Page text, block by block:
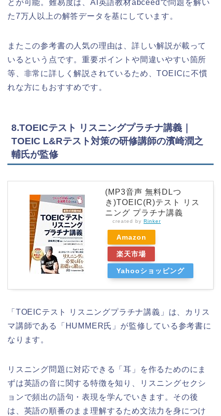
とが可能。難易度は、AI英語教材abceedで問題を解い
た7万人以上の解答データを基にしています。
またこの参考書の人気の理由は、詳しい解説が載って
いるという点です。重要ポイントや間違いやすい箇所
等、非常に詳しく解説されているため、TOEICに不慣
れな方にもおすすめです。
8.TOEICテスト リスニングプラチナ講義｜
TOEIC L&Rテスト対策の研修講師の濱崎潤之
輔氏が監修
(MP3音声 無料DLつ
き)TOEIC(R)テスト リス
ニング プラチナ講義
created by Rinker
Amazon
楽天市場
Yahooショッピング
「TOEICテスト リスニングプラチナ講義」は、
カリス
マ講師である「HUMMER氏」が監修している参考書に
なります。
リスニング問題に対応できる「耳」を作るためのにま
ずは英語の音に関する特徴を知り、リスニングセクシ
ョンで頻出の語句・表現を学んでいきます。その後
は、英語の順番のまま理解するため文法力を身につけ